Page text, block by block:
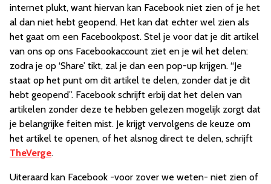
internet plukt, want hiervan kan Facebook niet zien of je het
al dan niet hebt geopend. Het kan dat echter wel zien als
het gaat om een Facebookpost. Stel je voor dat je dit artikel
van ons op ons Facebookaccount ziet en je wil het delen:
zodra je op ‘Share’ tikt, zal je dan een pop-up krijgen. “Je
staat op het punt om dit artikel te delen, zonder dat je dit
hebt geopend”. Facebook schrijft erbij dat het delen van
artikelen zonder deze te hebben gelezen mogelijk zorgt dat
je belangrijke feiten mist. Je krijgt vervolgens de keuze om
het artikel te openen, of het alsnog direct te delen, schrijft
TheVerge.
Uiteraard kan Facebook -voor zover we weten- niet zien of